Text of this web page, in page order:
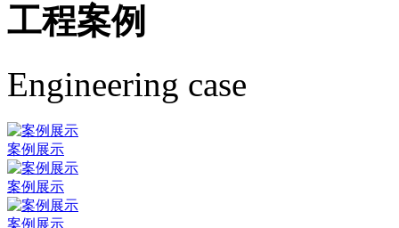
工程案例
Engineering case
案例展示
案例展示
案例展示